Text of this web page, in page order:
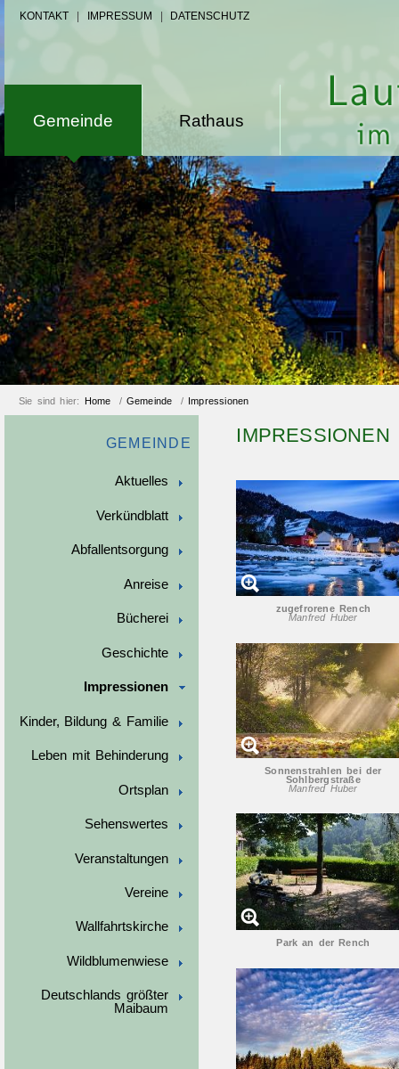
KONTAKT IMPRESSUM DATENSCHUTZ
Gemeinde Rathaus
Sie sind hier: Home / Gemeinde / Impressionen
GEMEINDE
Aktuelles
Verkündblatt
Abfallentsorgung
Anreise
Bücherei
Geschichte
Impressionen
Kinder, Bildung & Familie
Leben mit Behinderung
Ortsplan
Sehenswertes
Veranstaltungen
Vereine
Wallfahrtskirche
Wildblumenwiese
Deutschlands größter
Maibaum
IMPRESSIONEN
zugefrorene Rench
Manfred Huber
Sonnenstrahlen bei der
Sohlbergstraße
Manfred Huber
Park an der Rench